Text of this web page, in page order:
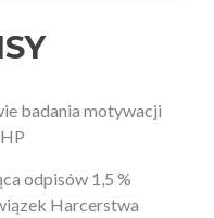
badania motywacji
odpisów 1,5 %
Harcerstwa